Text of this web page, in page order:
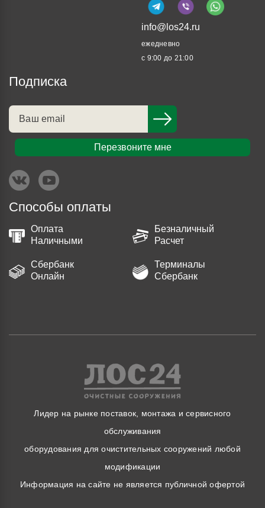
info@los24.ru
ежедневно
с 9:00 до 21:00
Подписка
Перезвоните мне
Способы оплаты
Оплата
Наличными
Безналичный
Расчет
Сбербанк
Онлайн
Терминалы
Сбербанк
Лидер на рынке поставок, монтажа и сервисного
обслуживания
оборудования для очистительных сооружений любой
модификации
Информация на сайте не является публичной офертой